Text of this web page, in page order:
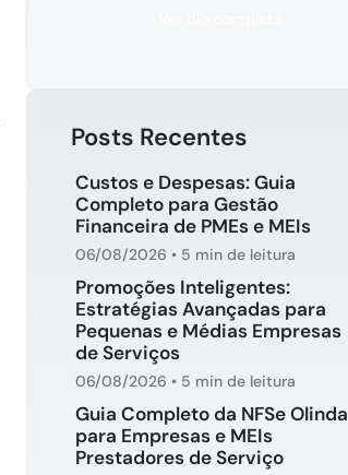
Posts Recentes
Custos e Despesas: Guia
Completo para Gestão
Financeira de PMEs e MEIs
06/08/2026 • 5 min de leitura
Promoções Inteligentes:
Estratégias Avançadas para
Pequenas e Médias Empresas
de Serviços
06/08/2026 • 5 min de leitura
Guia Completo da NFSe Olinda
para Empresas e MEIs
Prestadores de Serviço